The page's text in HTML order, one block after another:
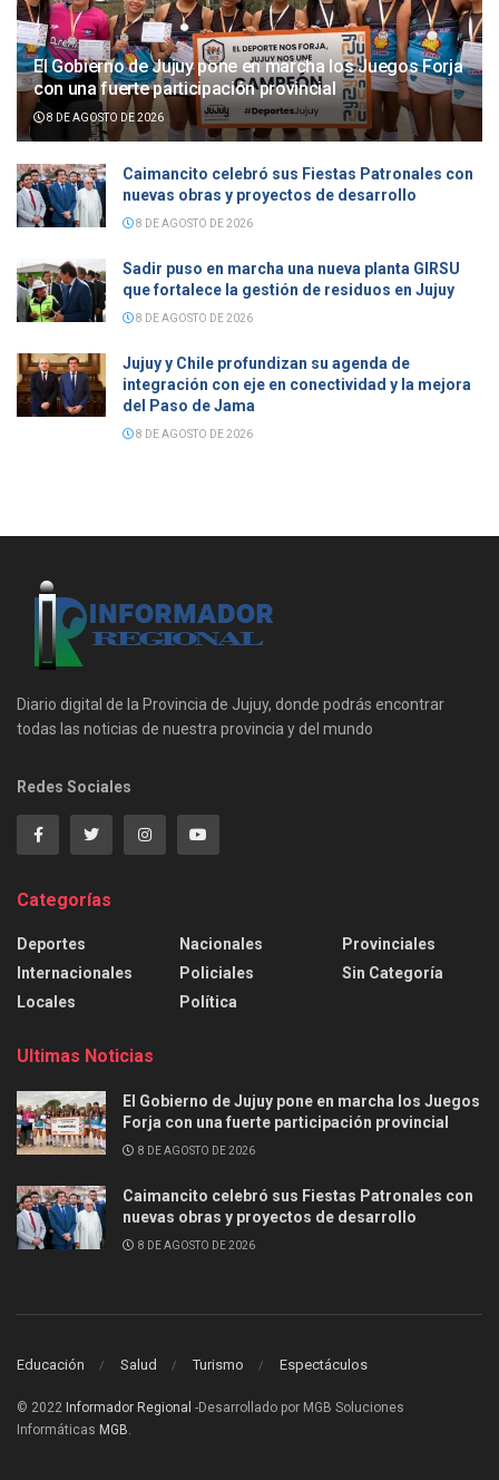
El Gobierno de Jujuy pone en marcha los Juegos Forja
con una fuerte participación provincial
8 DE AGOSTO DE 2026
Caimancito celebró sus Fiestas Patronales con
nuevas obras y proyectos de desarrollo
8 DE AGOSTO DE 2026
Sadir puso en marcha una nueva planta GIRSU
que fortalece la gestión de residuos en Jujuy
8 DE AGOSTO DE 2026
Jujuy y Chile profundizan su agenda de
integración con eje en conectividad y la mejora
del Paso de Jama
8 DE AGOSTO DE 2026
Diario digital de la Provincia de Jujuy, donde podrás encontrar
todas las noticias de nuestra provincia y del mundo
Redes Sociales
Categorías
Deportes
Internacionales
Locales
Nacionales
Policiales
Política
Provinciales
Sin Categoría
Ultimas Noticias
El Gobierno de Jujuy pone en marcha los Juegos
Forja con una fuerte participación provincial
8 DE AGOSTO DE 2026
Caimancito celebró sus Fiestas Patronales con
nuevas obras y proyectos de desarrollo
8 DE AGOSTO DE 2026
Educación Salud Turismo Espectáculos
© 2022 Informador Regional -Desarrollado por MGB Soluciones
Informáticas MGB.